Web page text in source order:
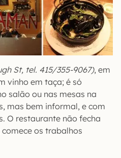
St, tel. 415/355-9067), em
vinho em taça; é só
salão ou nas mesas na
mas bem informal, e com
O restaurante não fecha
os trabalhos